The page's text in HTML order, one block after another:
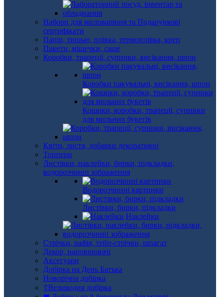
Набори для миловаріння та Подарункові
сертифікати
Папір, тишью, плівка, термоплівка, креп
Пакети, мішечки, саше
Коробки, трапеції, супники, висікання, шпон
Коробки пакувальні, висікання, шпон
Кошики, коробки, трапеції, супники
для мильних букетів
Квіти, листя, добавки декоративні
Топпери
Листівки, наклейки, бирки, підкладки,
водорозчинні зображення
Водорозчинні картинки
Листівки, бирки, підкладки
Наклейки
Стрічки, рафія, тейп-стрічки, шпагат
Декор, наповнювачі
Аксесуари
Добірка на День Батька
Новорічна добірка
☦Великодня добірка